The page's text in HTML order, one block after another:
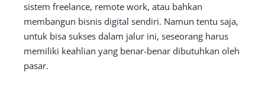
sistem freelance, remote work, atau bahkan
membangun bisnis digital sendiri. Namun tentu saja,
untuk bisa sukses dalam jalur ini, seseorang harus
memiliki keahlian yang benar-benar dibutuhkan oleh
pasar.